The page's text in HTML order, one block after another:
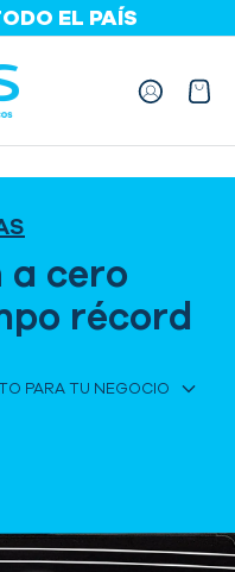
EL PAÍS
a cero
récord
PARA TU NEGOCIO